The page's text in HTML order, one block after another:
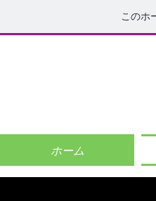
このホ
ホーム